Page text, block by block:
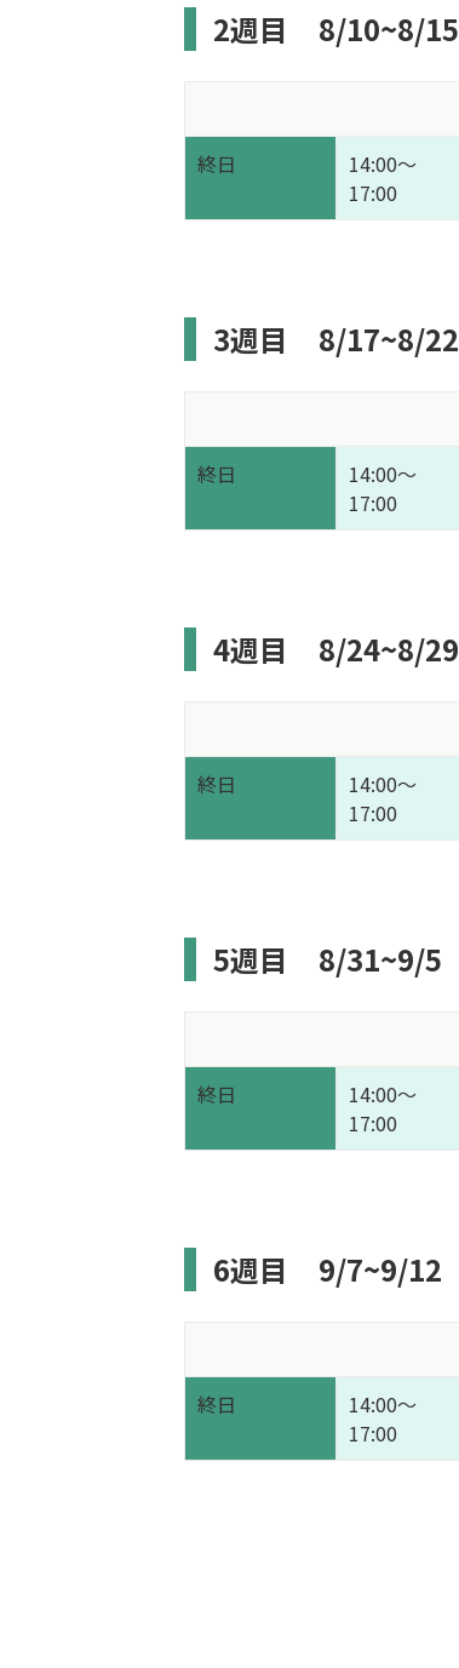
2週目 8/10~8/15
終日
14:00～
17:00
3週目 8/17~8/22
終日
14:00～
17:00
4週目 8/24~8/29
終日
14:00～
17:00
5週目 8/31~9/5
終日
14:00～
17:00
6週目 9/7~9/12
終日
14:00～
17:00